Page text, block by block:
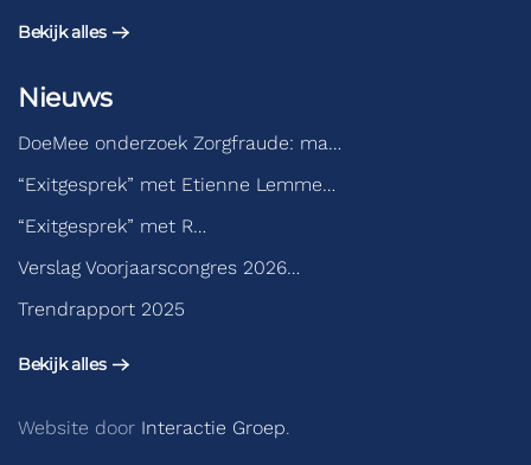
Bekijk alles
Nieuws
DoeMee onderzoek Zorgfraude: ma…
“Exitgesprek” met Etienne Lemme…
“Exitgesprek” met R…
Verslag Voorjaarscongres 2026…
Trendrapport 2025
Bekijk alles
Website door Interactie Groep.